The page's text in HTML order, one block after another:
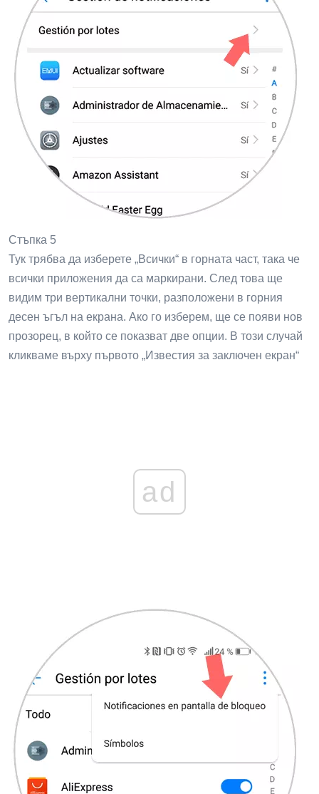
Стъпка 5
Тук трябва да изберете „Всички“ в горната част, така че
всички приложения да са маркирани. След това ще
видим три вертикални точки, разположени в горния
десен ъгъл на екрана. Ако го изберем, ще се появи нов
прозорец, в който се показват две опции. В този случай
кликваме върху първото „Известия за заключен екран“
ad